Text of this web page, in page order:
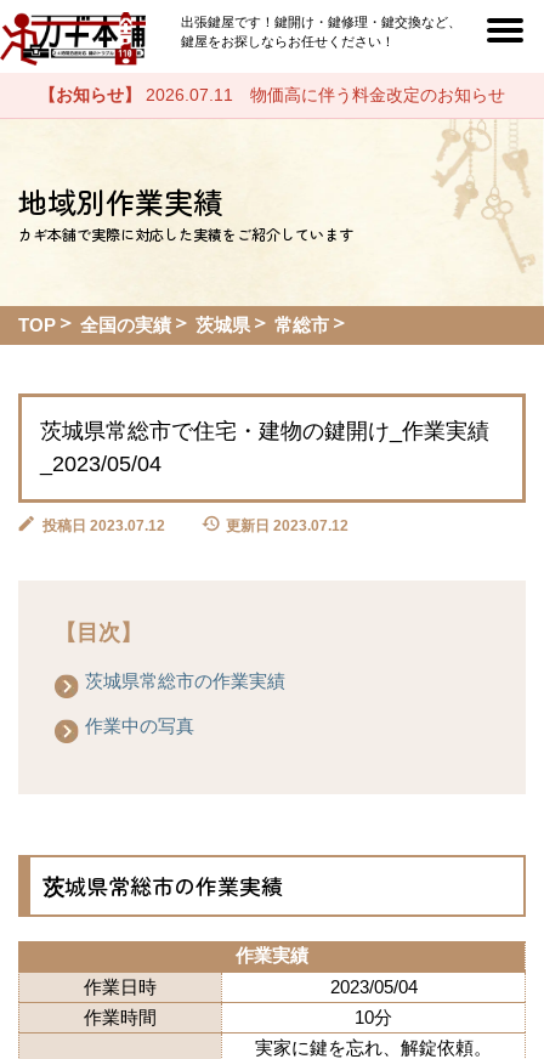
出張鍵屋です！鍵開け・鍵修理・鍵交換など、
鍵屋をお探しならお任せください！
【お知らせ】 2026.07.11 物価高に伴う料金改定のお知らせ
地域別作業実績
カギ本舗で実際に対応した実績をご紹介しています
TOP 全国の実績 茨城県 常総市
茨城県常総市で住宅・建物の鍵開け_作業実績
_2023/05/04
投稿日 2023.07.12 更新日 2023.07.12
【目次】
茨城県常総市の作業実績
作業中の写真
茨城県常総市の作業実績
作業実績
作業日時
2023/05/04
作業時間
10分
実家に鍵を忘れ、解錠依頼。